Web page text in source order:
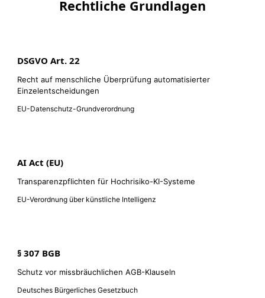
Rechtliche Grundlagen
DSGVO Art. 22
Recht auf menschliche Überprüfung automatisierter
Einzelentscheidungen
EU-Datenschutz-Grundverordnung
AI Act (EU)
Transparenzpflichten für Hochrisiko-KI-Systeme
EU-Verordnung über künstliche Intelligenz
§ 307 BGB
Schutz vor missbräuchlichen AGB-Klauseln
Deutsches Bürgerliches Gesetzbuch